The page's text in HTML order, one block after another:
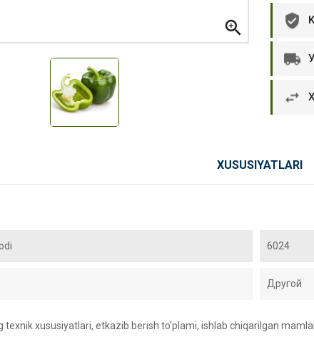
без лифта,
Ольга Кузяева
Лежу в больнице, сделала заказ, все
привезли раньше назначенного
времени. Курьер Анвар, спасибо ему!
максимально

XUSUSIYATLARI
6024
Другой
texnik xususiyatlari, etkazib berish to'plami, ishlab chiqarilgan